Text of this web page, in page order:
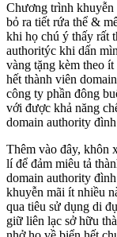
Chương trình
bỏ ra tiết rứa thể &
khi họ chú ý thấy rất
authoritýc khi dấn
vàng tặng kèm theo
hết thành viên
công ty phần đông
với được khả năng
domain authority
Thêm vào đây, khôn
lí để đảm miêu tả
domain authority
khuyễn mãi ít nhiều
qua tiêu sử dụng di
giữ liên lạc sở hữu